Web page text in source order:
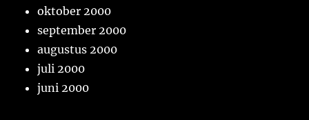
oktober 2000
september 2000
augustus 2000
juli 2000
juni 2000